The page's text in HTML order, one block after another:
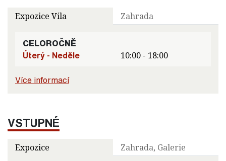
Expozice Vila Zahrada
CELOROČNĚ
Úterý - Neděle
10:00 - 18:00
Více informací
VSTUPNÉ
Expozice Zahrada, Galerie